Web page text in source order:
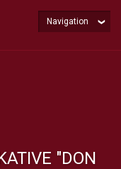
"DON
Navigation